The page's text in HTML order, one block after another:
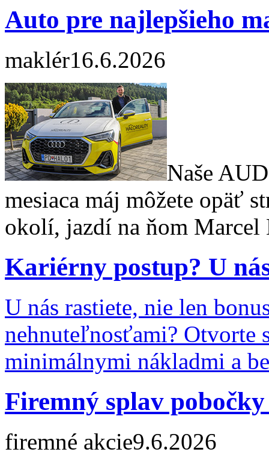
Auto pre najlepšieho
maklér16.6.2026
Naše
mesiaca máj môžete opäť
okolí, jazdí na ňom Marcel
Kariérny postup? U
U nás rastiete, nie len
nehnuteľnosťami? Otvorte
minimálnymi nákladmi a
Firemný splav
firemné akcie9.6.2026